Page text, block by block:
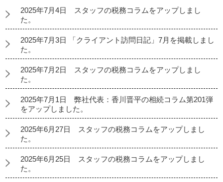
2025年7月4日 スタッフの税務コラムをアップしまし
た。
2025年7月3日 「クライアント訪問日記」7月を掲載しまし
た。
2025年7月2日 スタッフの税務コラムをアップしまし
た。
2025年7月1日 弊社代表：香川晋平の相続コラム第201弾
をアップしました。
2025年6月27日 スタッフの税務コラムをアップしまし
た。
2025年6月25日 スタッフの税務コラムをアップしまし
た。